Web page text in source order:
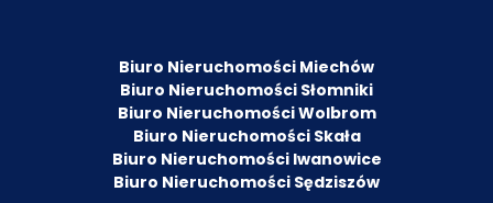
Biuro Nieruchomości Miechów
Biuro Nieruchomości Słomniki
Biuro Nieruchomości Wolbrom
Biuro Nieruchomości Skała
Biuro Nieruchomości Iwanowice
Biuro Nieruchomości Sędziszów